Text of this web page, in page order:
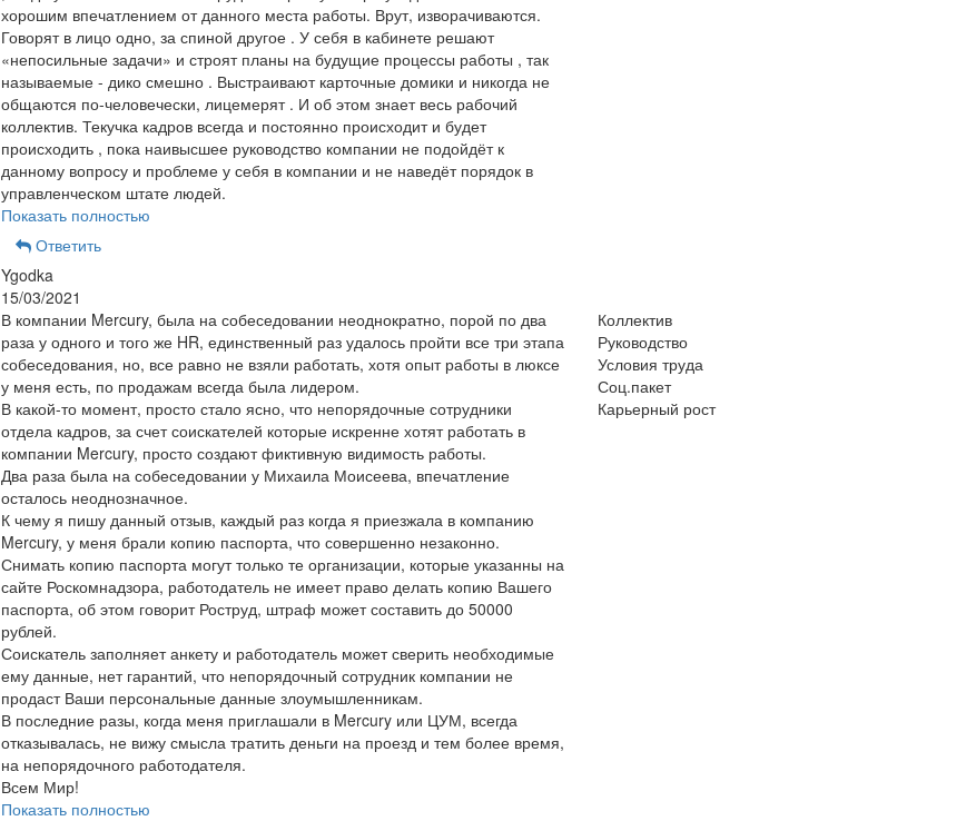
хорошим впечатлением от данного места работы. Врут, изворачиваются.
Говорят в лицо одно, за спиной другое . У себя в кабинете решают
«непосильные задачи» и строят планы на будущие процессы работы , так
называемые - дико смешно . Выстраивают карточные домики и никогда не
общаются по-человечески, лицемерят . И об этом знает весь рабочий
коллектив. Текучка кадров всегда и постоянно происходит и будет
происходить , пока наивысшее руководство компании не подойдёт к
данному вопросу и проблеме у себя в компании и не наведёт порядок в
управленческом штате людей.
Показать полностью
Ответить
Ygodka
15/03/2021
В компании Mercury, была на собеседовании неоднократно, порой по два
раза у одного и того же HR, единственный раз удалось пройти все три этапа
собеседования, но, все равно не взяли работать, хотя опыт работы в люксе
у меня есть, по продажам всегда была лидером.
В какой-то момент, просто стало ясно, что непорядочные сотрудники
отдела кадров, за счет соискателей которые искренне хотят работать в
компании Mercury, просто создают фиктивную видимость работы.
Два раза была на собеседовании у Михаила Моисеева, впечатление
осталось неоднозначное.
К чему я пишу данный отзыв, каждый раз когда я приезжала в компанию
Mercury, у меня брали копию паспорта, что совершенно незаконно.
Снимать копию паспорта могут только те организации, которые указанны на
сайте Роскомнадзора, работодатель не имеет право делать копию Вашего
паспорта, об этом говорит Роструд, штраф может составить до 50000
рублей.
Соискатель заполняет анкету и работодатель может сверить необходимые
ему данные, нет гарантий, что непорядочный сотрудник компании не
продаст Ваши персональные данные злоумышленникам.
В последние разы, когда меня приглашали в Mercury или ЦУМ, всегда
отказывалась, не вижу смысла тратить деньги на проезд и тем более время,
на непорядочного работодателя.
Всем Мир!
Показать полностью
Коллектив
Руководство
Условия труда
Соц.пакет
Карьерный рост